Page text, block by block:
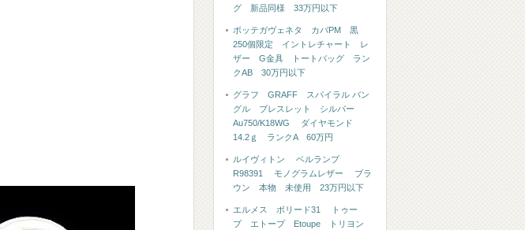
グ 新品同様 33万円以下
ボッテガヴェネタ カバPM 黒
250個限定 イントレチャート レ
ザー G金具 トートバッグ ラン
クAB 30万円以下
グラフ GRAFF スパイラル バン
グル ブレスレット シルバー
Au750/K18WG ダイヤモンド
14.2ｇ ランクA 60万円
ルイヴィトン ベルランプ
R98391 モノグラムレザー ブラ
ウン 本物 未使用 23万円以下
エルメス ボリード31 トゥー
プ エトープ Etoupe トリヨン